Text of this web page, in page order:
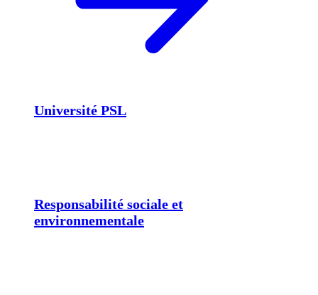
Université PSL
Responsabilité sociale et
environnementale